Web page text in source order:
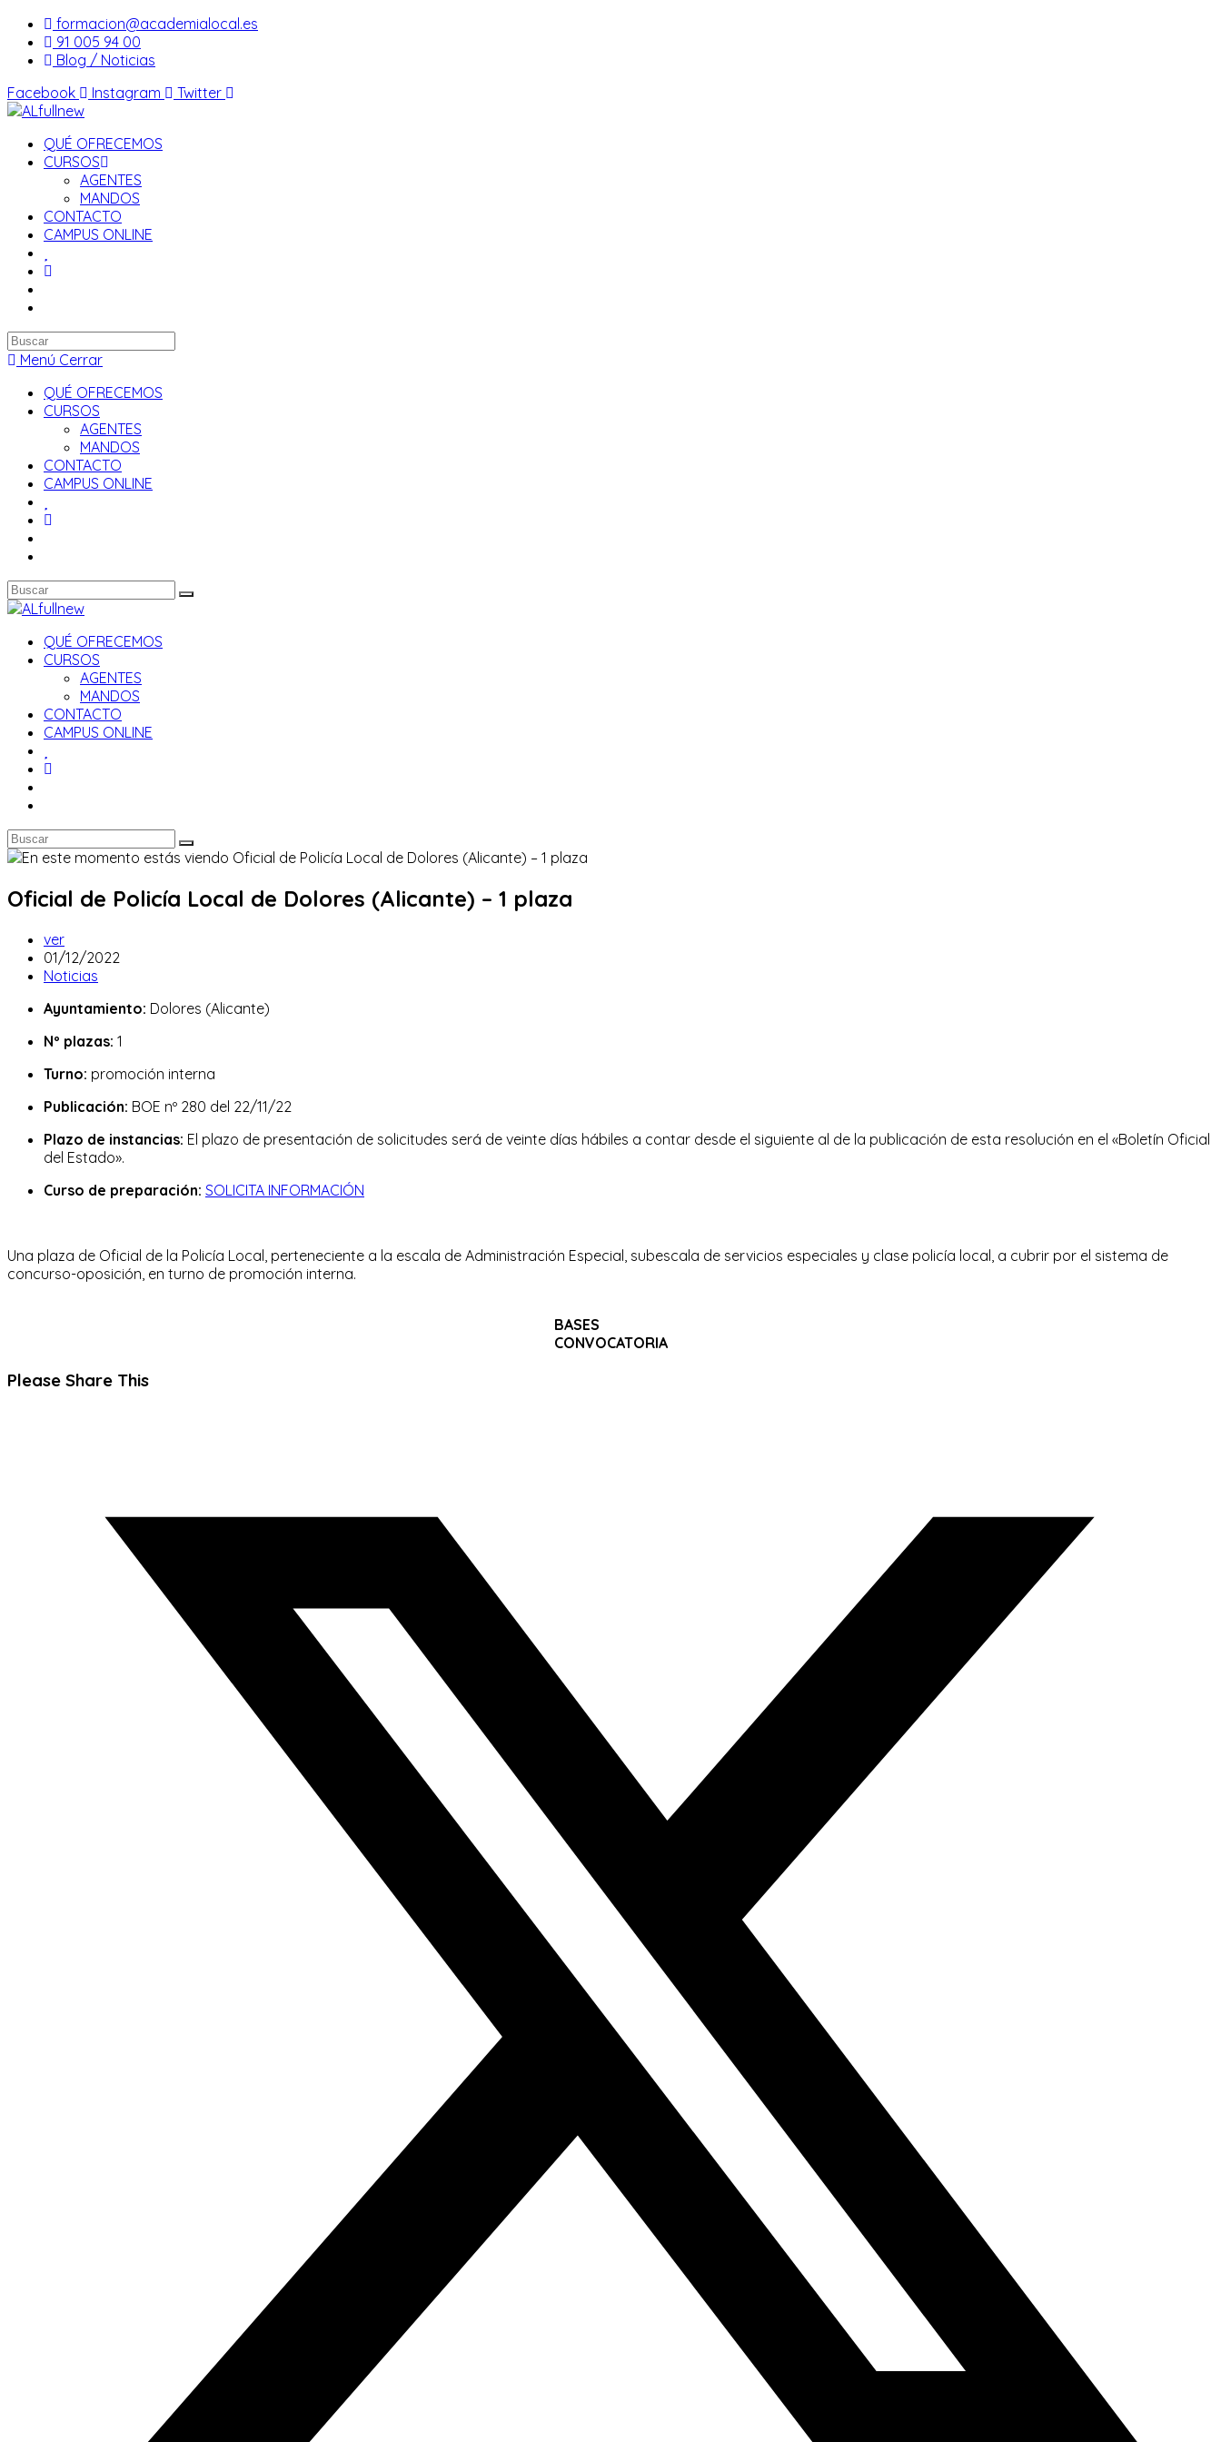
Saltar
contenido
formacion@academialocal.es
91 005 94 00
Blog / Noticias
Facebook
Instagram Twitter
QUÉ OFRECEMOS
CURSOS
AGENTES
MANDOS
CONTACTO
CAMPUS ONLINE
Buscar
en
web
Menú Cerrar
QUÉ OFRECEMOS
CURSOS
AGENTES
MANDOS
CONTACTO
CAMPUS ONLINE
QUÉ OFRECEMOS
CURSOS
AGENTES
MANDOS
CONTACTO
CAMPUS ONLINE
Oficial de Policía Local de Dolores (Alicante) – 1 plaza
Autor
de
la
ver
Publicación
de
entrada:
01/12/2022
Categoría
la
Noticias
Ayuntamiento: Dolores (Alicante)
Nº plazas: 1
Turno: promoción interna
Publicación: BOE nº 280 del 22/11/22
Plazo de instancias: El plazo de presentación de solicitudes será de veinte días hábiles a contar desde el siguiente al de la publicación de esta resolución en el «Boletín Oficial
del Estado».
Curso de preparación: SOLICITA INFORMACIÓN
Una plaza de Oficial de la Policía Local, perteneciente a la escala de Administración Especial, subescala de servicios especiales y clase policía local, a cubrir por el sistema de
concurso-oposición, en turno de promoción interna.
BASES
CONVOCATORIA
Please Share ThisCompartir